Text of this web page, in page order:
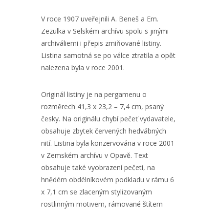
V roce 1907 uveřejnili A. Beneš a Em.
Zezulka v Selském archívu spolu s jinými
archiváliemi i přepis zmiňované listiny.
Listina samotná se po válce ztratila a opět
nalezena byla v roce 2001.
Originál listiny je na pergamenu o
rozměrech 41,3 x 23,2 – 7,4 cm, psaný
česky. Na originálu chybí pečeť vydavatele,
obsahuje zbytek červených hedvábných
nití. Listina byla konzervována v roce 2001
v Zemském archívu v Opavě. Text
obsahuje také vyobrazení pečeti, na
hnědém obdélníkovém podkladu v rámu 6
x 7,1 cm se zlaceným stylizovaným
rostlinným motivem, rámované štítem